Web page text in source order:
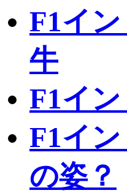
F1イ
牛
F1イ
F1イ
の姿？